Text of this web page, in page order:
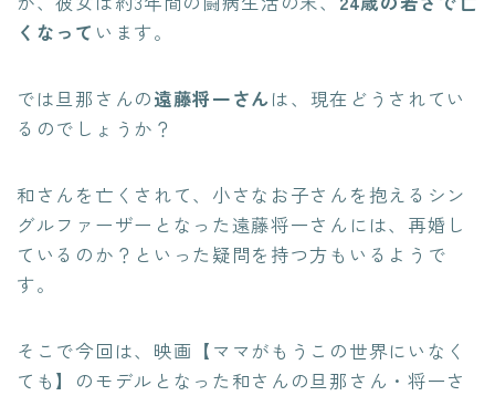
くなって います。
では旦那さんの遠藤将一さんは、現在どうされてい
るのでしょうか？
和さんを亡くされて、小さなお子さんを抱えるシン
グルファーザーとなった遠藤将一さんには、再婚し
ているのか？といった疑問を持つ方もいるようで
す。
そこで今回は、映画【ママがもうこの世界にいなく
ても】のモデルとなった和さんの旦那さん・将一さ